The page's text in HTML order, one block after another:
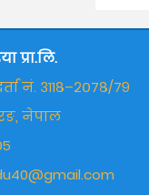
प्रा.लि.
नं. ३११८–२०७८/७९
नेपाल